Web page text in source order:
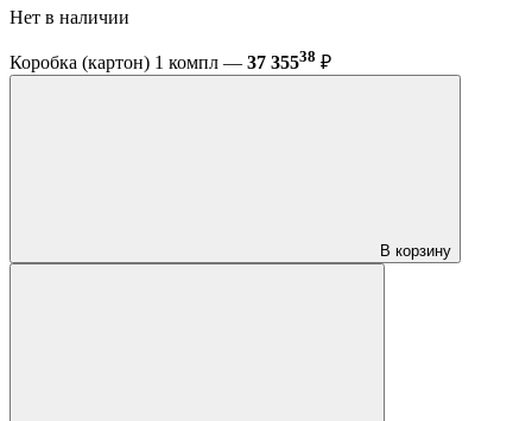
Нет в наличии
Коробка (картон) 1 компл — 37 35538 ₽
В корзину